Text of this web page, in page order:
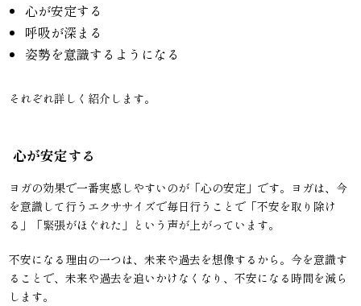
心が安定する
呼吸が深まる
姿勢を意識するようになる
それぞれ詳しく紹介します。
心が安定する
ヨガの効果で一番実感しやすいのが「心の安定」です。ヨガは、今
を意識して行うエクササイズで毎日行うことで「不安を取り除け
る」「緊張がほぐれた」という声が上がっています。
不安になる理由の一つは、未来や過去を想像するから。今を意識す
ることで、未来や過去を追いかけなくなり、不安になる時間を減ら
します。